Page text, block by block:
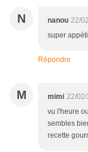
N nanou 22/
super
Répondre
M mimi 22/
vu l'heure
sembles
recette